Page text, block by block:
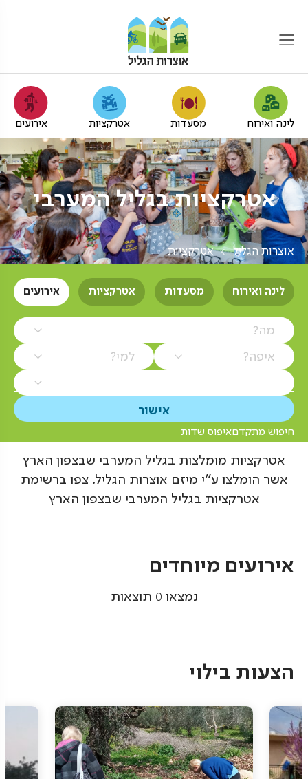
לינה ואירוח מסעדות אטרקציות אירועים
אטרקציות בגליל המערבי
אוצרות הגליל אטרקציות
לינה ואירוח מסעדות אטרקציות אירועים
מה?
איפה? למי?
חיפוש מתקדםאיפוס שדות
אטרקציות מומלצות בגליל המערבי שבצפון הארץ
אשר הומלצו ע"י מיזם אוצרות הגליל. צפו ברשימת
אטרקציות בגליל המערבי שבצפון הארץ
אירועים מיוחדים
נמצאו 0 תוצאות
הצעות בילוי